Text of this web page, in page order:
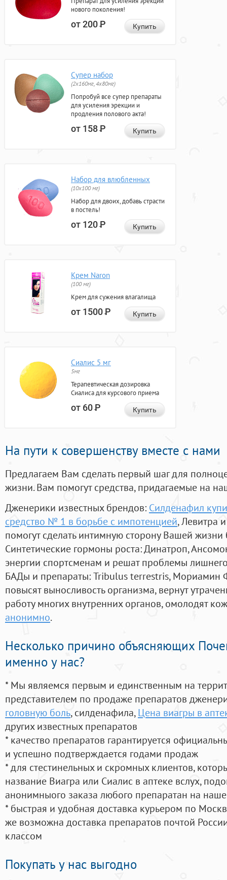
нового поколения!
от 200Р Купить
Супер набор
(2х160мг, 4х80мг)
Попробуй все супер препараты
для усиления эрекции и
продления полового акта!
от 158Р Купить
Набор для влюбленных
(10х100 мг)
Набор для двоих, добавь страсти
в постель!
от 120Р Купить
Крем Naron
(100 мг)
Крем для сужения влагалища
от 1500Р Купить
Сиалис 5 мг
5мг
Терапевтическая дозировка
Сиалиса для курсового приема
от 60Р Купить
На пути к совершенству вместе с нами
Предлагаем Вам сделать первый шаг для
жизни. Вам помогут средства, придагаемые на
Дженерики известных брендов: Силденафил
средство № 1 в борьбе с импотенцией, Левитра
помогут сделать интимную сторону Вашей
Синтетические гормоны роста: Динатроп,
энергии спортсменам и решат проблемы
БАДы и препараты:Tribulus terrestris, Мориамин
повысят выносливость организма, вернут
работу многих внутренних органов, омолодят
анонимно.
Несколько причино объясняющих
именно у нас?
* Мы являемся первым и единственным на
представителем по продаже препаратов
головную боль, силденафила, Цена виагры в
других известных препаратов
* качество препаратов гарантируется
и успешно подтверждается годами продаж
* для стестинельных и скромных клиентов,
название Виагра или Сиалис в аптеке вслух,
анонимныого заказа любого препаратан на
* быстрая и удобная доставка курьером по
же возможна доставка препаратов почтой
классом
Покупать у нас выгодно